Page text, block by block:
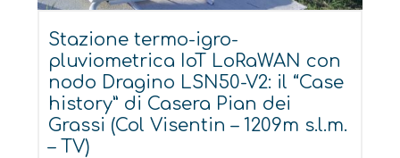
Stazione termo-igro-
pluviometrica IoT LoRaWAN con
nodo Dragino LSN50-V2: il “Case
history” di Casera Pian dei
Grassi (Col Visentin – 1209m s.l.m.
– TV)